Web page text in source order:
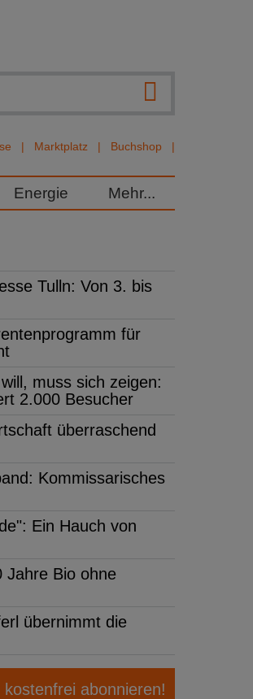
Marktplatz Buchshop
Energie Mehr...
Tulln: Von 3. bis
für
muss sich zeigen:
2.000 Besucher
überraschend
Kommissarisches
Ein Hauch von
Jahre Bio ohne
übernimmt die
abonnieren!